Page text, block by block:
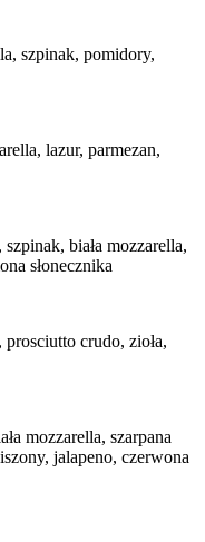
szpinak, pomidory,
lazur, parmezan,
biała mozzarella,
słonecznika
crudo, zioła,
mozzarella, szarpana
jalapeno, czerwona